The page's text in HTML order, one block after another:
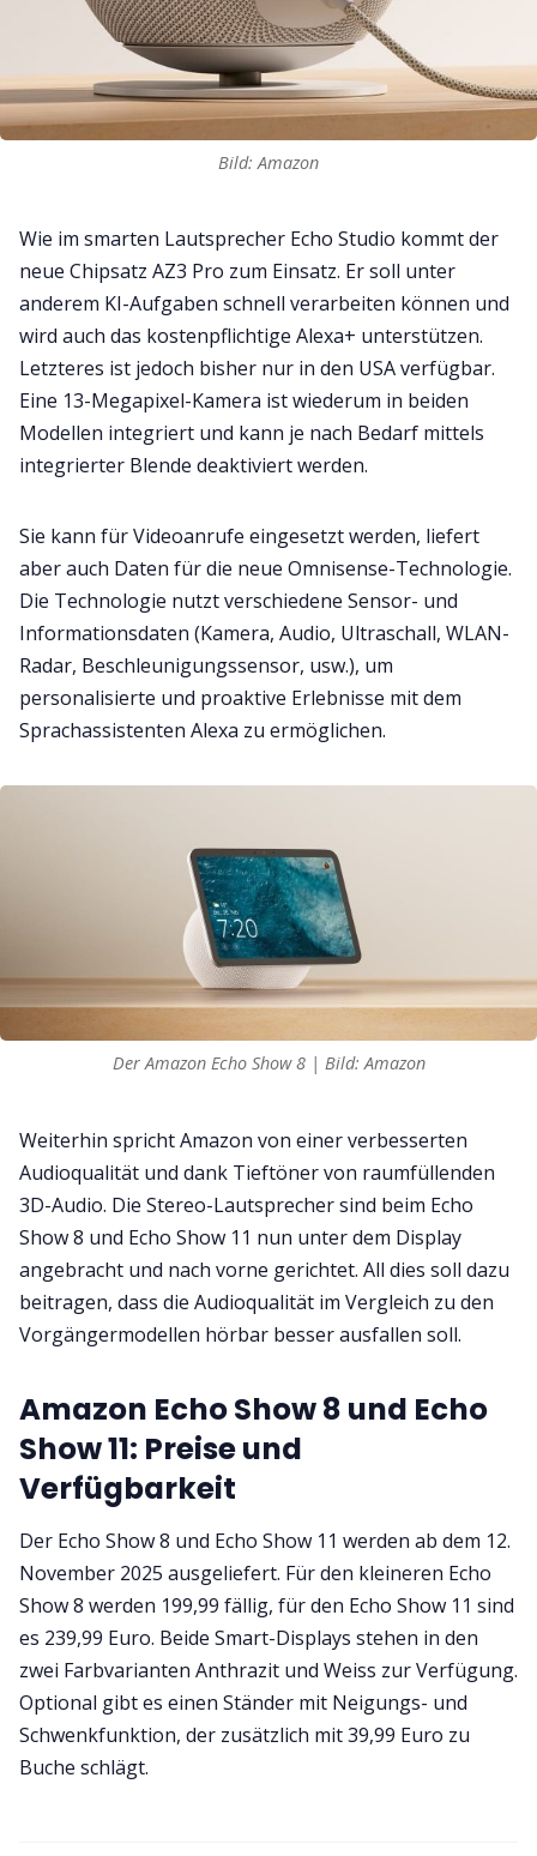
Bild: Amazon
Wie im smarten Lautsprecher Echo Studio kommt der
neue Chipsatz AZ3 Pro zum Einsatz. Er soll unter
anderem KI-Aufgaben schnell verarbeiten können und
wird auch das kostenpflichtige Alexa+ unterstützen.
Letzteres ist jedoch bisher nur in den USA verfügbar.
Eine 13-Megapixel-Kamera ist wiederum in beiden
Modellen integriert und kann je nach Bedarf mittels
integrierter Blende deaktiviert werden.
Sie kann für Videoanrufe eingesetzt werden, liefert
aber auch Daten für die neue Omnisense-Technologie.
Die Technologie nutzt verschiedene Sensor- und
Informationsdaten (Kamera, Audio, Ultraschall, WLAN-
Radar, Beschleunigungssensor, usw.), um
personalisierte und proaktive Erlebnisse mit dem
Sprachassistenten Alexa zu ermöglichen.
Der Amazon Echo Show 8 | Bild: Amazon
Weiterhin spricht Amazon von einer verbesserten
Audioqualität und dank Tieftöner von raumfüllenden
3D-Audio. Die Stereo-Lautsprecher sind beim Echo
Show 8 und Echo Show 11 nun unter dem Display
angebracht und nach vorne gerichtet. All dies soll dazu
beitragen, dass die Audioqualität im Vergleich zu den
Vorgängermodellen hörbar besser ausfallen soll.
Amazon Echo Show 8 und Echo
Show 11: Preise und
Verfügbarkeit
Der Echo Show 8 und Echo Show 11 werden ab dem 12.
November 2025 ausgeliefert. Für den kleineren Echo
Show 8 werden 199,99 fällig, für den Echo Show 11 sind
es 239,99 Euro. Beide Smart-Displays stehen in den
zwei Farbvarianten Anthrazit und Weiss zur Verfügung.
Optional gibt es einen Ständer mit Neigungs- und
Schwenkfunktion, der zusätzlich mit 39,99 Euro zu
Buche schlägt.